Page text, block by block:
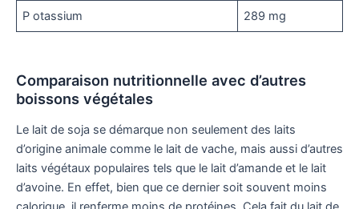
P otassium 289 mg
Comparaison nutritionnelle avec d’autres
boissons végétales
Le lait de soja se démarque non seulement des laits
d’origine animale comme le lait de vache, mais aussi d’autres
laits végétaux populaires tels que le lait d’amande et le lait
d’avoine. En effet, bien que ce dernier soit souvent moins